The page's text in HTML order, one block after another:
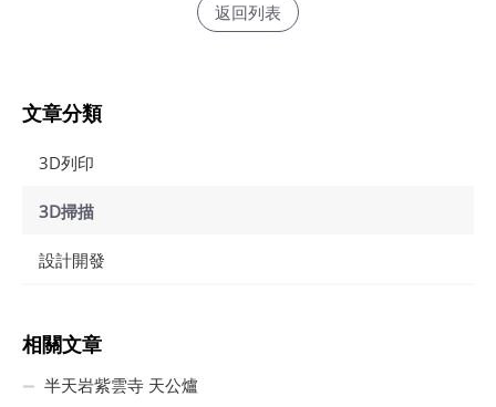
返回列表
文章分類
3D列印
3D掃描
設計開發
相關文章
半天岩紫雲寺 天公爐